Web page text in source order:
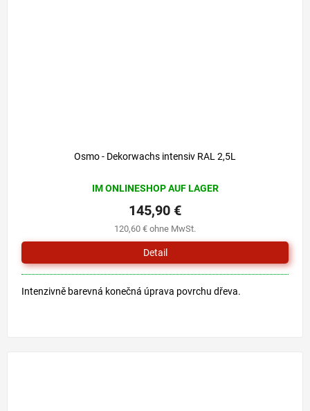
Osmo - Dekorwachs intensiv RAL 2,5L
IM ONLINESHOP AUF LAGER
120,60 € ohne MwSt.
145,90 €
Detail
Intenzivně barevná konečná úprava povrchu dřeva.